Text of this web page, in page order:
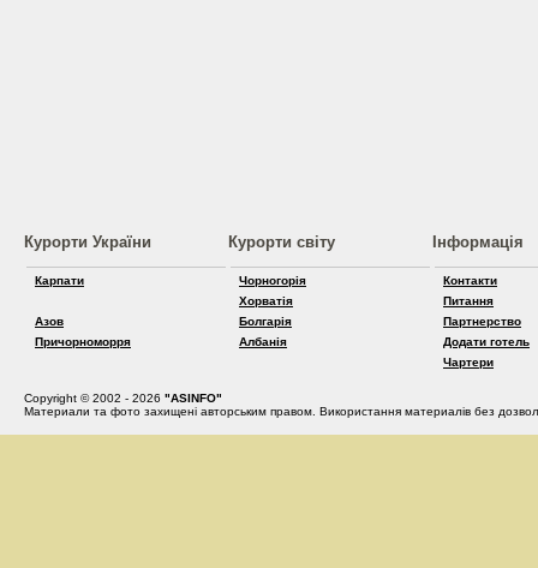
Курорти України
Карпати
Азов
Причорноморря
Курорти світу
Чорногорія
Хорватія
Болгарія
Албанія
Інформація
Контакти
Питання
Партнерство
Додати готель
Чартери
Copyright © 2002 - 2026 "ASINFO"
Материали та фото захищені авторським правом. Використання материалів без